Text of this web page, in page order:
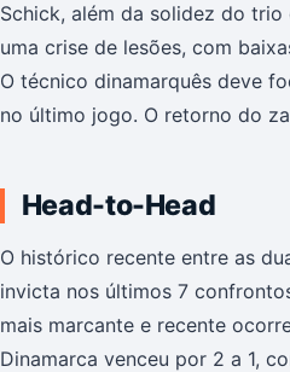
Schick, além da solidez do
uma crise de lesões, com
O técnico dinamarquês deve
no último jogo. O retorno do
Head-to-Head
O histórico recente entre as
invicta nos últimos 7
mais marcante e recente
Dinamarca venceu por 2 a 1,